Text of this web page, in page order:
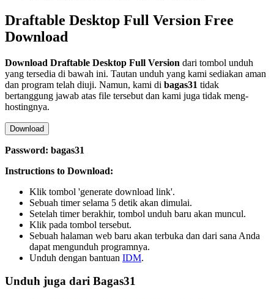
Draftable Desktop Full Version Free
Download
Download Draftable Desktop Full Version dari tombol unduh
yang tersedia di bawah ini. Tautan unduh yang kami sediakan aman
dan program telah diuji. Namun, kami di bagas31 tidak
bertanggung jawab atas file tersebut dan kami juga tidak meng-
hostingnya.
Download
Password: bagas31
Instructions to Download:
Klik tombol 'generate download link'.
Sebuah timer selama 5 detik akan dimulai.
Setelah timer berakhir, tombol unduh baru akan muncul.
Klik pada tombol tersebut.
Sebuah halaman web baru akan terbuka dan dari sana Anda
dapat mengunduh programnya.
Unduh dengan bantuan IDM.
Unduh juga dari Bagas31